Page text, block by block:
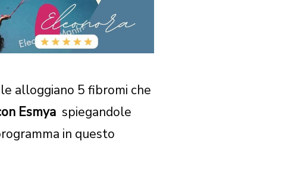
alloggiano 5 fibromi che
Esmya spiegandole
in questo